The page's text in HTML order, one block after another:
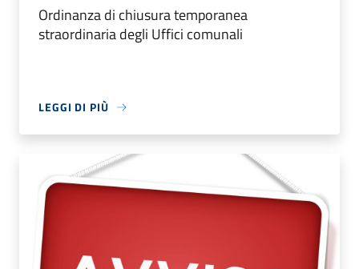
Ordinanza di chiusura temporanea
straordinaria degli Uffici comunali
LEGGI DI PIÙ